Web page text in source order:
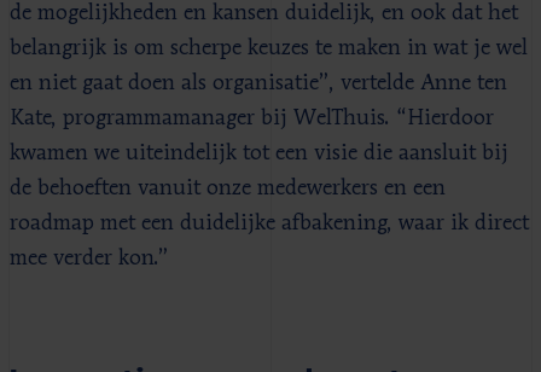
de mogelijkheden en kansen duidelijk, en ook dat het
belangrijk is om scherpe keuzes te maken in wat je wel
en niet gaat doen als organisatie”, vertelde Anne ten
Kate, programmamanager bij WelThuis. “Hierdoor
kwamen we uiteindelijk tot een visie die aansluit bij
de behoeften vanuit onze medewerkers en een
roadmap met een duidelijke afbakening, waar ik direct
mee verder kon.”